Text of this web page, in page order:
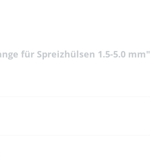
für Spreizhülsen 1.5-5.0 mm"